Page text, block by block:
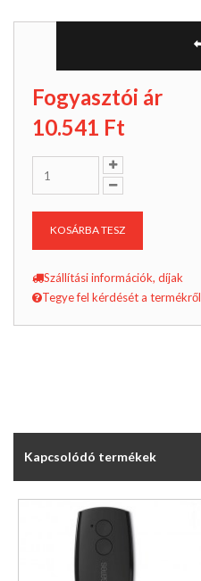
Fogyasztói ár
10.541 Ft
KOSÁRBA TESZ
Szállítási információk, díjak
Tegye fel kérdését a termékről
Kapcsolódó termékek